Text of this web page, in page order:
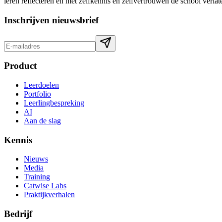
Inschrijven nieuwsbrief
Product
Leerdoelen
Portfolio
Leerlingbespreking
AI
Aan de slag
Kennis
Nieuws
Media
Training
Catwise Labs
Praktijkverhalen
Bedrijf